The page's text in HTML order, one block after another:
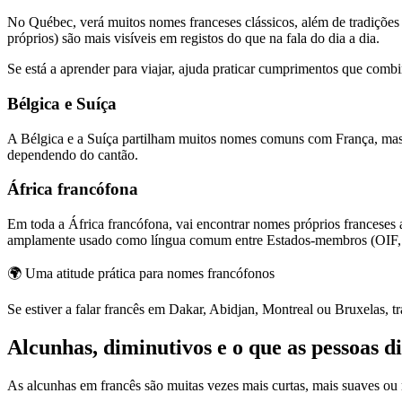
No Québec, verá muitos nomes franceses clássicos, além de
próprios) são mais visíveis em registos do que na fala do dia a dia.
Se está a aprender para viajar, ajuda praticar cumprimentos que
Bélgica e Suíça
A Bélgica e a Suíça partilham muitos nomes comuns com França,
dependendo do cantão.
África francófona
Em toda a África francófona, vai encontrar nomes próprios
amplamente usado como língua comum entre Estados-membros
🌍 Uma atitude prática para nomes francófonos
Se estiver a falar francês em Dakar, Abidjan, Montreal ou Bruxelas,
Alcunhas, diminutivos e o que as pessoas
As alcunhas em francês são muitas vezes mais curtas, mais suaves